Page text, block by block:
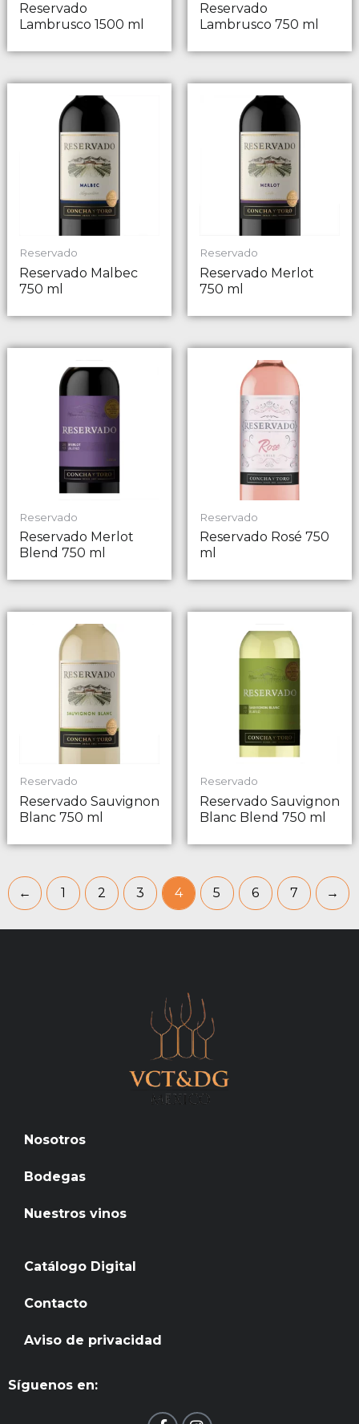
Reservado
Lambrusco 1500 ml
Reservado
Lambrusco 750 ml
Reservado
Reservado Malbec
750 ml
Reservado
Reservado Merlot
750 ml
Reservado
Reservado Merlot
Blend 750 ml
Reservado
Reservado Rosé 750
ml
Reservado
Reservado Sauvignon
Blanc 750 ml
Reservado
Reservado Sauvignon
Blanc Blend 750 ml
← 1 2 3 4 5 6 7 →
Nosotros
Bodegas
Nuestros vinos
Catálogo Digital
Contacto
Aviso de privacidad
Síguenos en:
F I